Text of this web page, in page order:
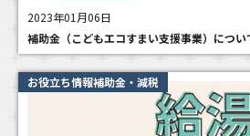
2023年01月06日
補助金（こどもエコすまい支援事業）につ
お役立ち情報補助金・減税